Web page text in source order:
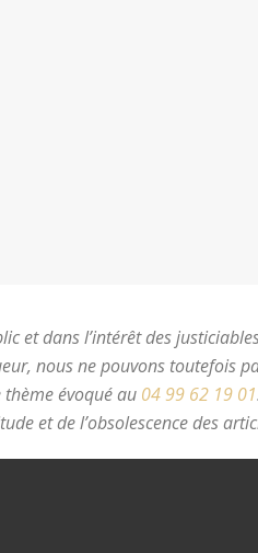
et dans l’intérêt des
nous ne pouvons toutefois
évoqué au 04 99 62 19 01.
et de l’obsolescence des